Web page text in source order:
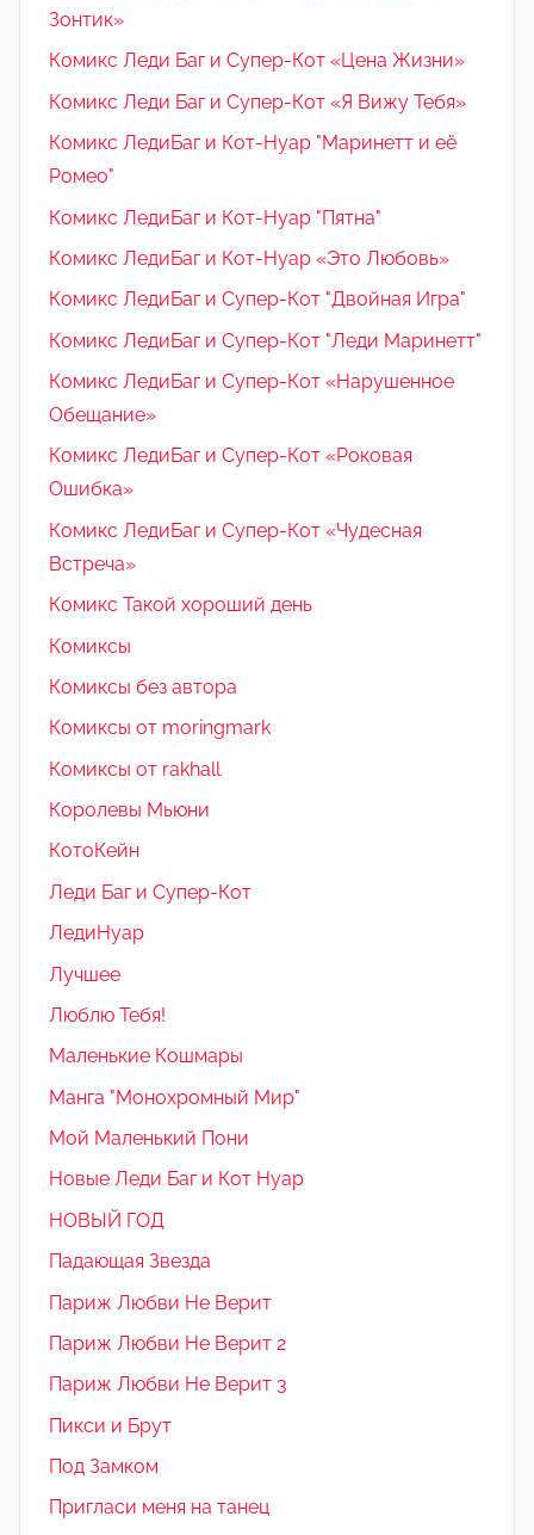
Зонтик»
Комикс Леди Баг и Супер-Кот «Цена Жизни»
Комикс Леди Баг и Супер-Кот «Я Вижу Тебя»
Комикс ЛедиБаг и Кот-Нуар "Маринетт и её
Ромео"
Комикс ЛедиБаг и Кот-Нуар "Пятна"
Комикс ЛедиБаг и Кот-Нуар «Это Любовь»
Комикс ЛедиБаг и Супер-Кот "Двойная Игра"
Комикс ЛедиБаг и Супер-Кот "Леди Маринетт"
Комикс ЛедиБаг и Супер-Кот «Нарушенное
Обещание»
Комикс ЛедиБаг и Супер-Кот «Роковая
Ошибка»
Комикс ЛедиБаг и Супер-Кот «Чудесная
Встреча»
Комикс Такой хороший день
Комиксы
Комиксы без автора
Комиксы от moringmark
Комиксы от rakhall
Королевы Мьюни
КотоКейн
Леди Баг и Супер-Кот
ЛедиНуар
Лучшее
Люблю Тебя!
Маленькие Кошмары
Манга "Монохромный Мир"
Мой Маленький Пони
Новые Леди Баг и Кот Нуар
НОВЫЙ ГОД
Падающая Звезда
Париж Любви Не Верит
Париж Любви Не Верит 2
Париж Любви Не Верит 3
Пикси и Брут
Под Замком
Пригласи меня на танец